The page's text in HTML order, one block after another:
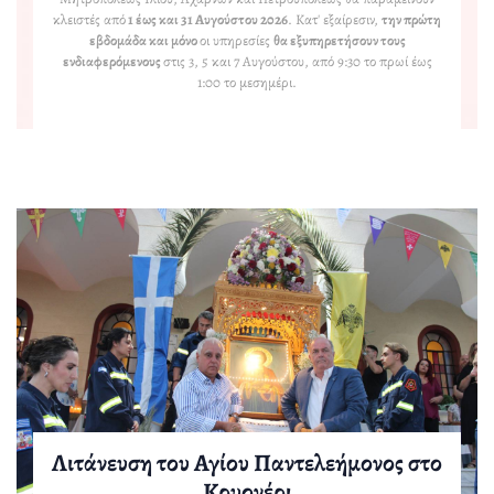
κλειστές από1 έως και 31 Αυγούστου 2026. Κατ' εξαίρεσιν, την πρώτη
εβδομάδα και μόνοοι υπηρεσίες θα εξυπηρετήσουν τους
ενδιαφερόμενουςστις 3, 5 και 7 Αυγούστου, από 9:30 το πρωί έως
1:00 το μεσημέρι.
Αρχιερατικός Εσπερινός στην Ι.Μ. Αγίου
Λιτάνευση του Αγίου Παντελεήμονος στο
Πανηγυρική Θεία Λειτουργία για τα